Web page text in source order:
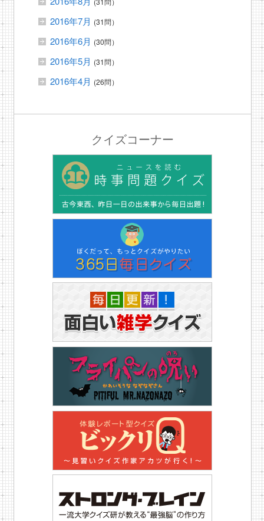
2016年7月 (31問）
2016年6月 (30問）
2016年5月 (31問）
2016年4月 (26問）
クイズコーナー